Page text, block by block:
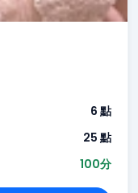
6 點
25 點
100分